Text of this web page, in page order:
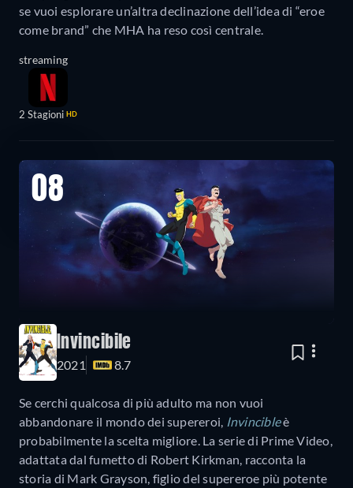
se vuoi esplorare un’altra declinazione dell’idea di “eroe
come brand” che MHA ha reso così centrale.
streaming
2 Stagioni HD
08
Invincibile
2021 8.7
Se cerchi qualcosa di più adulto ma non vuoi
abbandonare il mondo dei supereroi, Invincibleè
probabilmente la scelta migliore. La serie di Prime Video,
adattata dal fumetto di Robert Kirkman, racconta la
storia di Mark Grayson, figlio del supereroe più potente